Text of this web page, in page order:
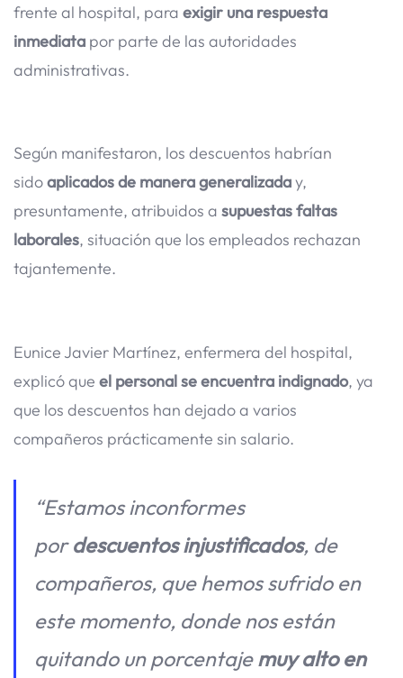
frente al hospital, para exigir una respuesta
inmediata por parte de las autoridades
administrativas.
Según manifestaron, los descuentos habrían
sidoaplicados de manera generalizaday,
presuntamente, atribuidos a supuestas faltas
laborales, situación que los empleados rechazan
tajantemente.
Eunice Javier Martínez, enfermera del hospital,
explicó que el personal se encuentra indignado, ya
que los descuentos han dejado a varios
compañeros prácticamente sin salario.
“Estamos inconformes
pordescuentos injustificados, de
compañeros, que hemos sufrido en
este momento, donde nos están
quitando un porcentajemuy alto en